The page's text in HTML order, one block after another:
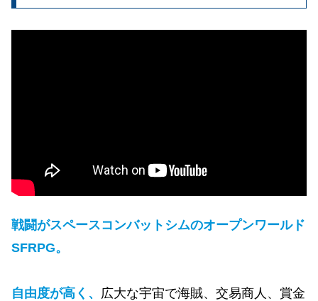
戦闘がスペースコンバットシムのオープンワールド
SFRPG。
自由度が高く、 広大な宇宙で海賊、交易商人、賞金